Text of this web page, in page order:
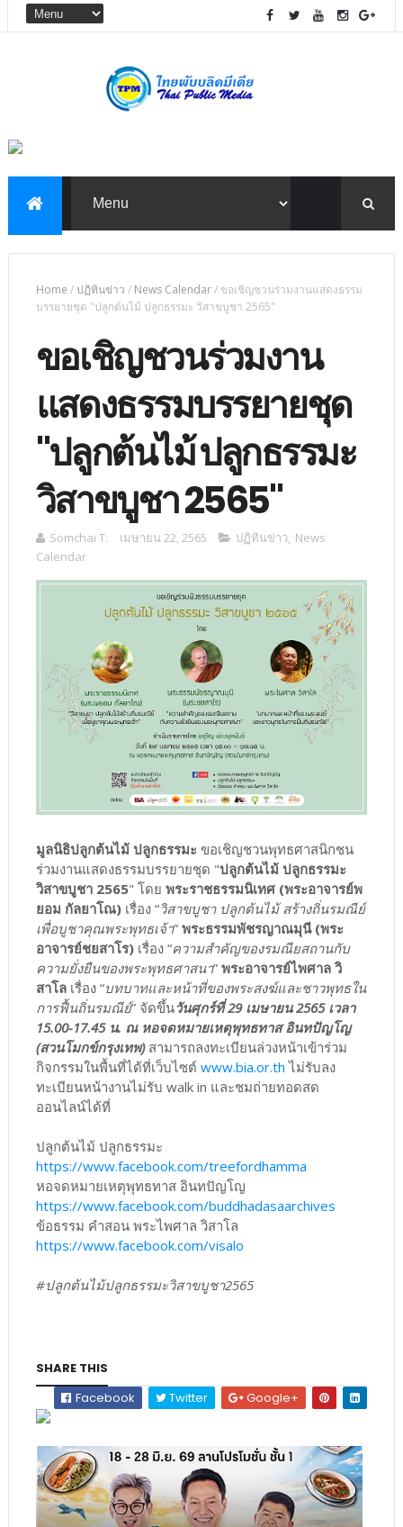
Home /ปฏิทินข่าว / News Calendar/ ขอเชิญชวนร่วมงานแสดงธรรม
บรรยายชุด "ปลูกต้นไม้ ปลูกธรรมะ วิสาขบูชา 2565"
ขอเชิญชวนร่วมงาน
แสดงธรรมบรรยายชุด
"ปลูกต้นไม้ ปลูกธรรมะ
วิสาขบูชา 2565"
Somchai T. เมษายน 22, 2565 ปฏิทินข่าว, News
Calendar
มูลนิธิปลูกต้นไม้ ปลูกธรรมะขอเชิญชวนพุทธศาสนิกชน
ร่วมงานแสดงธรรมบรรยายชุด "ปลูกต้นไม้ ปลูกธรรมะ
วิสาขบูชา 2565" โดย พระราชธรรมนิเทศ (พระอาจารย์พ
ยอม กัลยาโณ) เรื่อง “วิสาขบูชา ปลูกต้นไม้ สร้างถิ่นรมณีย์
เพื่อบูชาคุณพระพุทธเจ้า” พระธรรมพัชรญาณมุนี (พระ
อาจารย์ชยสาโร)เรื่อง “ความสำคัญของรมณียสถานกับ
ความยั่งยืนของพระพุทธศาสนา” พระอาจารย์ไพศาล วิ
สาโลเรื่อง “บทบาทและหน้าที่ของพระสงฆ์และชาวพุทธใน
การฟื้นถิ่นรมณีย์” จัดขึ้นวันศุกร์ที่ 29 เมษายน 2565 เวลา
15.00-17.45 น. ณ หอจดหมายเหตุพุทธทาส อินทปัญโญ
(สวนโมกข์กรุงเทพ)สามารถลงทะเบียนล่วงหน้าเข้าร่วม
กิจกรรมในพื้นที่ได้ที่เว็บไซต์ www.bia.or.th ไม่รับลง
ทะเบียนหน้างานไม่รับ walk in และชมถ่ายทอดสด
ออนไลน์ได้ที่
ปลูกต้นไม้ ปลูกธรรมะ
https://www.facebook.com/treefordhamma
หอจดหมายเหตุพุทธทาส อินทปัญโญ
https://www.facebook.com/buddhadasaarchives
ข้อธรรม คำสอน พระไพศาล วิสาโล
https://www.facebook.com/visalo
#ปลูกต้นไม้ปลูกธรรมะวิสาขบูชา2565
SHARE THIS
Facebook
Twitter Google+